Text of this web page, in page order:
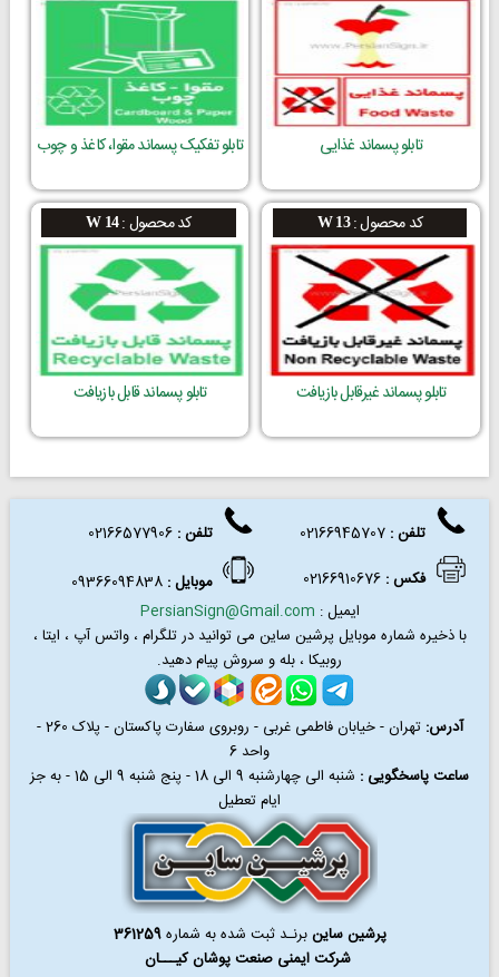
تابلو پسماند غذایی تابلو تفکیک پسماند مقوا، کاغذ و چوب
کد محصول :W 13
تابلو پسماند غیرقابل بازیافت
کد محصول :W 14
تابلو پسماند قابل بازیافت
تلفن : تلفن:
02166577906
فکس:
02166910676 موبایل :
ایمیل : PersianSign@Gmail.com
با ذخیره شماره موبایل پرشین ساین می توانید درتلگرام ، واتس آپ ، ایتا ،
روبیکا ، بله و سروش پیام دهید.
آدرس:
تهران - خیابان فاطمی غربی - روبروی سفارت پاکستان - پلاک 260 -
واحد 6
ساعت پاسخگویی :
شنبه الی چهارشنبه 9 الی 18 - پنج شنبه 9 الی 15 - به جز
ایام تعطیل
پرشین ساینبرنـد ثبت شده به شماره361259
شرکت ایمنی صنعت پوشان کیـــان